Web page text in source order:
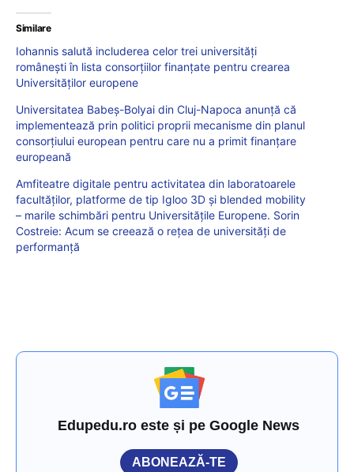
Similare
Iohannis salută includerea celor trei universități
românești în lista consorțiilor finanțate pentru crearea
Universităților europene
Universitatea Babeș-Bolyai din Cluj-Napoca anunță că
implementează prin politici proprii mecanisme din planul
consorțiului european pentru care nu a primit finanțare
europeană
Amfiteatre digitale pentru activitatea din laboratoarele
facultăților, platforme de tip Igloo 3D și blended mobility
– marile schimbări pentru Universitățile Europene. Sorin
Costreie: Acum se creează o rețea de universități de
performanță
Edupedu.ro este și pe Google News
ABONEAZĂ-TE